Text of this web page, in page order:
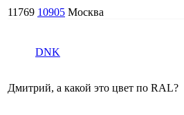
11769 10905 Москва
DNK
Дмитрий, а какой это цвет по RAL?